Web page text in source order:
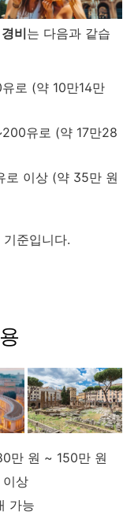
비는 다음과 같습
로 (약 10만14만
유로 (약 17만28
로 이상 (약 35만 원
준입니다.
만 원 ~ 150만 원
상
가능